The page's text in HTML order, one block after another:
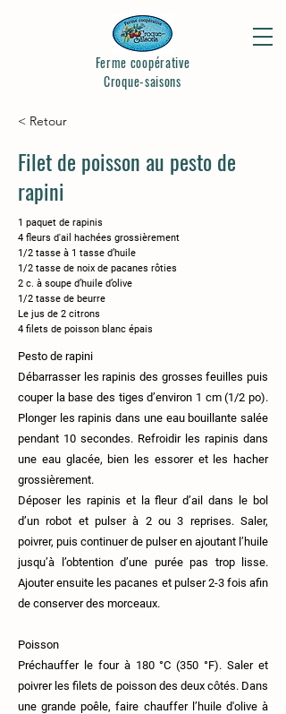
Ferme coopérative
Croque-saisons
< Retour
Filet de poisson au pesto de
rapini
1 paquet de rapinis
4 fleurs d'ail hachées grossièrement
1/2 tasse à 1 tasse d’huile
1/2 tasse de noix de pacanes rôties
2 c. à soupe d’huile d’olive
1/2 tasse de beurre
Le jus de 2 citrons
4 filets de poisson blanc épais
Pesto de rapini
Débarrasser les rapinis des grosses feuilles puis
couper la base des tiges d’environ 1 cm (1/2 po).
Plonger les rapinis dans une eau bouillante salée
pendant 10 secondes. Refroidir les rapinis dans
une eau glacée, bien les essorer et les hacher
grossièrement.
Déposer les rapinis et la fleur d’ail dans le bol
d’un robot et pulser à 2 ou 3 reprises. Saler,
poivrer, puis continuer de pulser en ajoutant l’huile
jusqu’à l’obtention d’une purée pas trop lisse.
Ajouter ensuite les pacanes et pulser 2-3 fois afin
de conserver des morceaux.
Poisson
Préchauffer le four à 180 °C (350 °F). Saler et
poivrer les filets de poisson des deux côtés. Dans
une grande poêle, faire chauffer l’huile d'olive à